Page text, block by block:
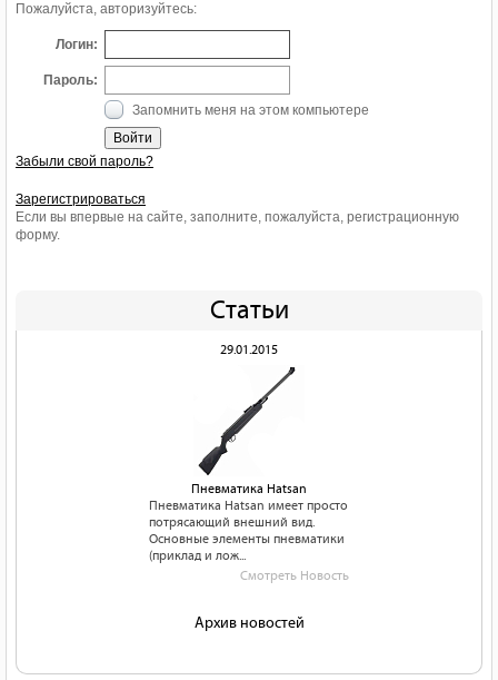
Пожалуйста, авторизуйтесь:
Логин:
Пароль:
Запомнить меня на этом компьютере
Забыли свой пароль?
Зарегистрироваться
Если вы впервые на сайте, заполните, пожалуйста, регистрационную
форму.
Статьи
29.01.2015
Пневматика Hatsan
Пневматика Hatsan имеет просто
потрясающий внешний вид.
Основные элементы пневматики
(приклад и лож...
Смотреть Новость
Архив новостей